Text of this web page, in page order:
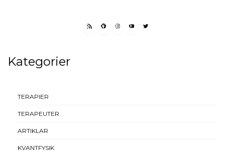
RSS FEEDFACEBOOK
INSTAGRAM
YOUTUBETWITTER
Kategorier
TERAPIER
TERAPEUTER
ARTIKLAR
KVANTFYSIK